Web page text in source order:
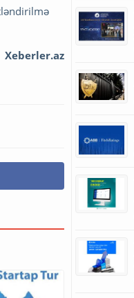
Xeberler.az